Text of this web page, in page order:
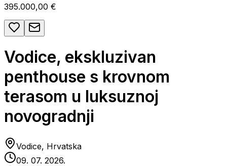
395.000,00 €
Vodice, ekskluzivan
penthouse s krovnom
terasom u luksuznoj
novogradnji
Vodice, Hrvatska
09. 07. 2026.